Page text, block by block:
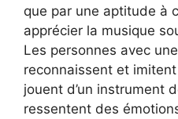
que par une aptitude à
apprécier la musique
Les personnes avec
reconnaissent et
jouent d’un instrument
ressentent des